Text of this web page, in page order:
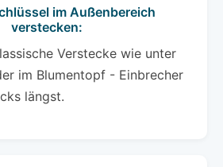
im Außenbereich
verstecken:
Verstecke wie unter
im Blumentopf - Einbrecher
längst.